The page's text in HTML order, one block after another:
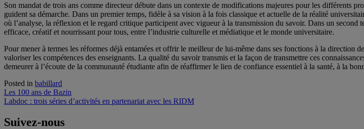
Son mandat de trois ans comme directeur débute dans un contexte de modifications majeures pour les différents
guident sa démarche. Dans un premier temps, fidèle à sa vision à la fois classique et actuelle de la réalité
où l’analyse, la réflexion et le regard critique participent avec vigueur à la transmission du savoir. Dans un
efficace, créatif et nourrissant pour tous, entre l’industrie culturelle et médiatique et le monde universitaire.
Pour mener à termes les réformes déjà entamées et offrir le meilleur de lui-même dans ses fonctions à la direction
valoriser les compétences des enseignants. La qualité du savoir transmis et la façon de transmettre ces
demeurer à l’écoute de la communauté étudiante afin de réaffirmer le lien de confiance essentiel à la santé, à la
Posted in babillard
Navigation
de
l'article
Les 100 ans de Bazin
Labdoc : trois séries d’activités en partenariat avec les RIDM
Suivez-nous